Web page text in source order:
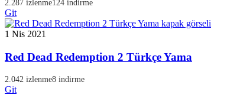
2.287 izlenme124 indirme
Git
1 Nis 2021
Red Dead Redemption 2 Türkçe Yama
2.042 izlenme8 indirme
Git